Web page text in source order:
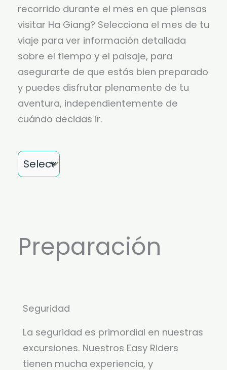
recorrido durante el mes en que piensas
visitar Ha Giang? Selecciona el mes de tu
viaje para ver información detallada
sobre el tiempo y el paisaje, para
asegurarte de que estás bien preparado
y puedes disfrutar plenamente de tu
aventura, independientemente de
cuándo decidas ir.
Mes
Preparación
Seguridad
La seguridad es primordial en nuestras
excursiones. Nuestros Easy Riders
tienen mucha experiencia, y